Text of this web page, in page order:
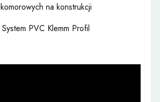
komorowych na konstrukcji
System PVC Klemm Profil